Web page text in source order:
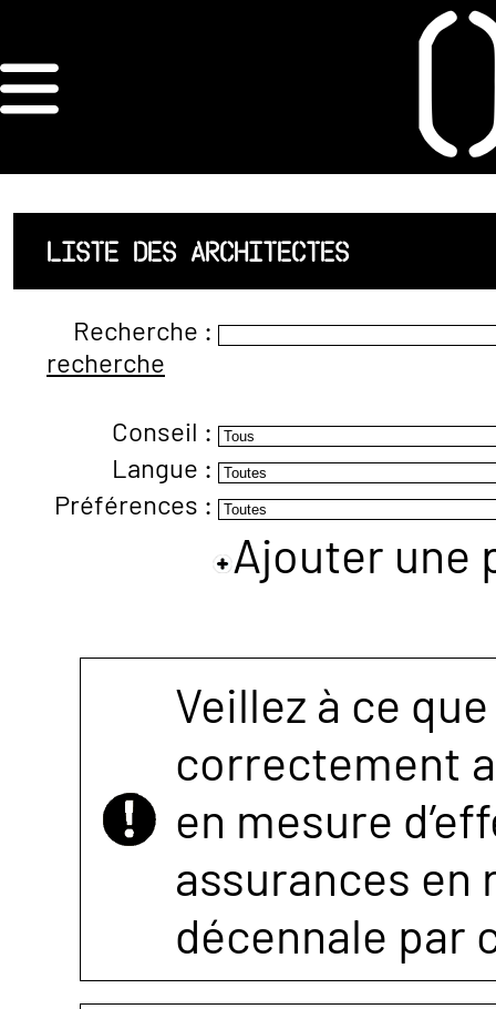
ORDRE DES
ARCHITECTES
ACCUEIL
LISTE DES
ARCHITECTES
JURISPRUDENCE
ANNEXE 4 CODT
LISTE DES ARCHITECTES
Recherche :
recherche
Conseil :
Langue :
Préférences :
Ajouter une
Veillez à ce
correctement
en mesure
assurances
décennale par